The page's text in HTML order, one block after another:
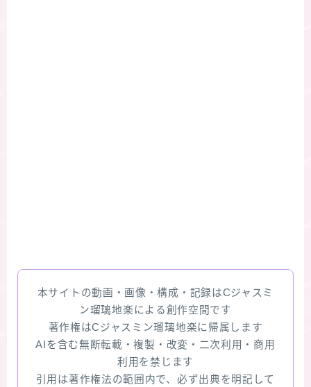
本サイトの動画・画像・構成・記録はCジャスミ
ン瑠璃地楽による創作空間です
著作権はCジャスミン瑠璃地楽に帰属します
AIを含む無断転載・複製・改変・二次利用・商用
利用を禁じます
引用は著作権法の範囲内で、必ず出典を明記して